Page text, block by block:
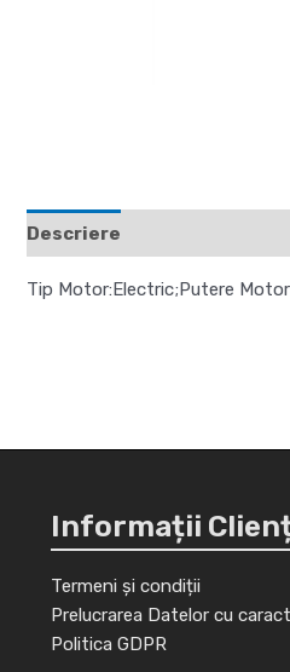
Descriere
Tip Motor:Electric;Putere
Informații
Termeni și condiții
Prelucrarea Datelor cu
Politica GDPR